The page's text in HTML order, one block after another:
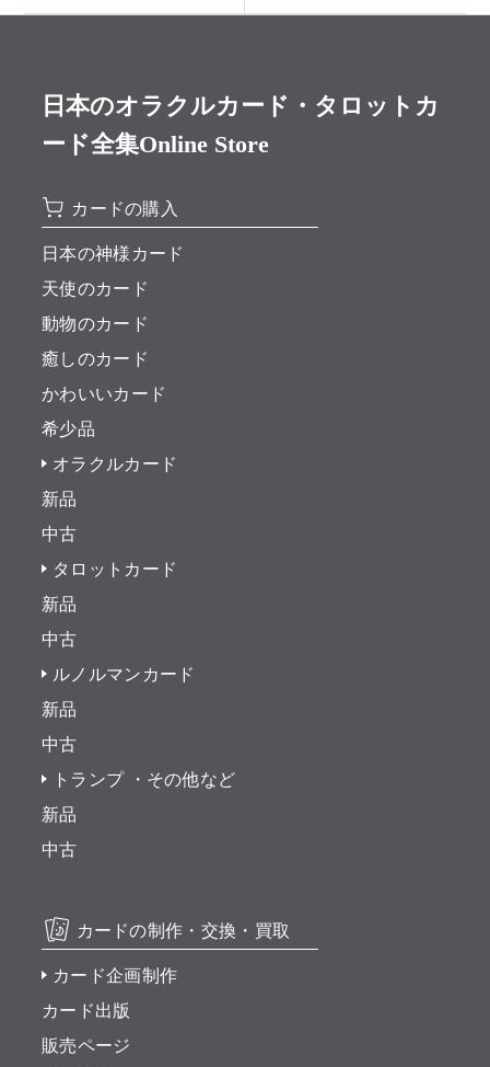
日本のオラクルカード・タロットカ
ード全集Online Store
カードの購入
日本の神様カード
天使のカード
動物のカード
癒しのカード
かわいいカード
希少品
オラクルカード
新品
中古
タロットカード
新品
中古
ルノルマンカード
新品
中古
トランプ ・その他など
新品
中古
カードの制作・交換・買取
カード企画制作
カード出版
販売ページ